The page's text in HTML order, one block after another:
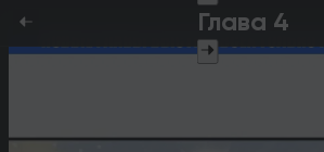
Глава 4